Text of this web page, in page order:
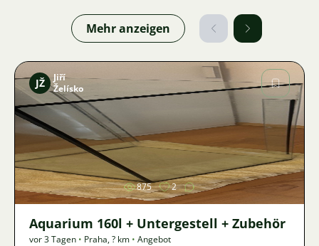
Mehr anzeigen
Bild
JŽ
Jiří
Želísko
875 2
Aquarium 160l + Untergestell + Zubehör
vor 3 Tagen • Praha,? km • Angebot